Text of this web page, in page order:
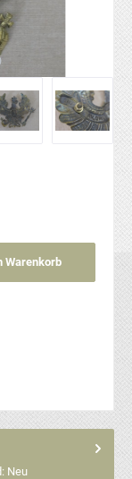
die Schaltflächen um die
Warenkorb
Neu